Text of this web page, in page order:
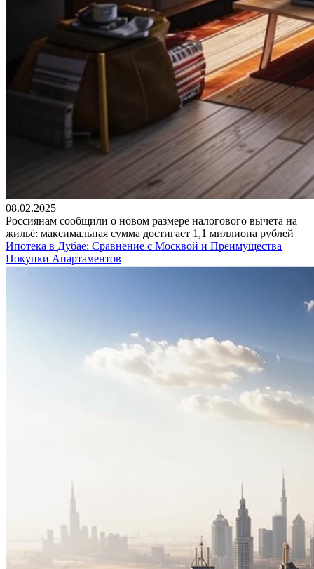
08.02.2025
Россиянам сообщили о новом размере налогового вычета на
жильё: максимальная сумма достигает 1,1 миллиона рублей
Ипотека в Дубае: Сравнение с Москвой и Преимущества
Покупки Апартаментов